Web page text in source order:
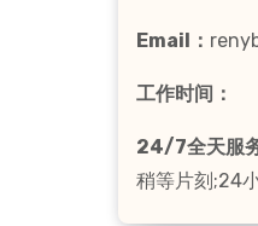
Email：
工作时间：
24/7全天服
稍等片刻;24